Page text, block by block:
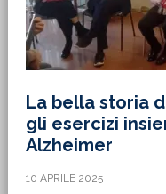
La bella storia
gli esercizi
Alzheimer
10 APRILE 2025